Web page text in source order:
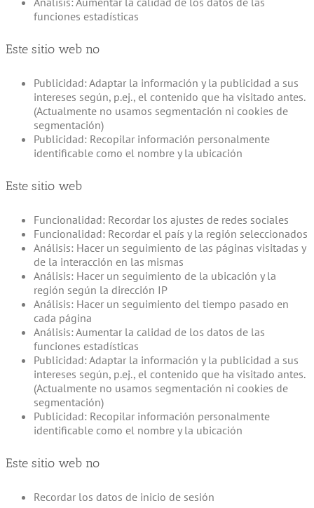
funciones estadísticas
Este sitio web no
Publicidad: Adaptar la información y la publicidad a sus
intereses según, p.ej., el contenido que ha visitado antes.
(Actualmente no usamos segmentación ni cookies de
segmentación)
Publicidad: Recopilar información personalmente
identificable como el nombre y la ubicación
Este sitio web
Funcionalidad: Recordar los ajustes de redes sociales
Funcionalidad: Recordar el país y la región seleccionados
Análisis: Hacer un seguimiento de las páginas visitadas y
de la interacción en las mismas
Análisis: Hacer un seguimiento de la ubicación y la
región según la dirección IP
Análisis: Hacer un seguimiento del tiempo pasado en
cada página
Análisis: Aumentar la calidad de los datos de las
funciones estadísticas
Publicidad: Adaptar la información y la publicidad a sus
intereses según, p.ej., el contenido que ha visitado antes.
(Actualmente no usamos segmentación ni cookies de
segmentación)
Publicidad: Recopilar información personalmente
identificable como el nombre y la ubicación
Este sitio web no
Recordar los datos de inicio de sesión